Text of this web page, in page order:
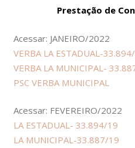
Prestação de
Acessar: JANEIRO/2022
VERBA LA ESTADUAL-
VERBA LA MUNICIPAL-
PSC VERBA MUNICIPAL
Acessar: FEVEREIRO/2022
LA ESTADUAL- 33.894/19
LA MUNICIPAL-33.887/19